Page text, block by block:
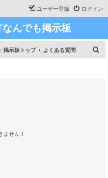
ログイン
ユーザー登録
んでも掲示板
掲示板トップ よくある質問
ません！